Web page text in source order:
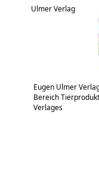
Ulmer Verlag
Eugen Ulmer
Bereich
Verlages